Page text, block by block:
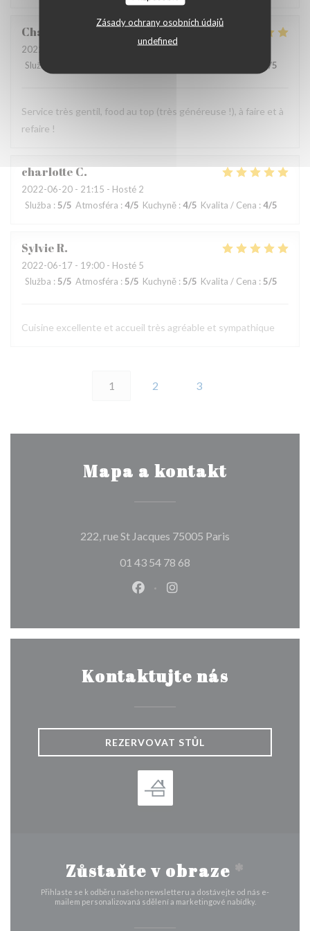
Zásady ochrany osobních údajů
undefined
Charlotte
2022-06-19
- 21:15 - Hosté 2
Služba
/5
Service très gentil, food au top (très généreuse !), à faire et à
refaire !
charlotte C
2022-06-20 - 21:15 - Hosté 2
Služba : 5/5 Atmosféra : 4/5 Kuchyně : 4/5 Kvalita / Cena : 4/5
SylvieR
2022-06-17 - 19:00 - Hosté 5
Služba : 5/5 Atmosféra : 5/5 Kuchyně : 5/5 Kvalita / Cena : 5/5
Cuisine excellente et accueil très agréable et sympathique
1 2 3
Mapa a kontakt
222, rue St Jacques 75005 Paris
01 43 54 78 68
Facebook ((otevře se v novém
Instagram ((otevře se v
Kontaktujte nás
REZERVOVAT STŮL
Zůstaňte v obraze *
Přihlaste se k odběru našeho newsletteru a dostávejte od nás e-
mailem personalizovaná sdělení a marketingové nabídky.